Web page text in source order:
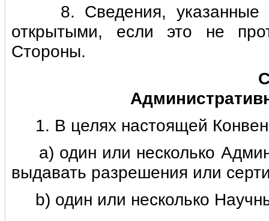
8. Сведения, указанные в
открытыми, если это не
Стороны.
1. В целях настоящей
а) один или несколько
выдавать разрешения или
b) один или несколько